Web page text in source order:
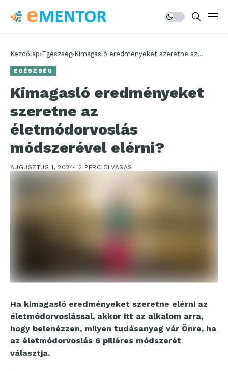
Kezdőlap Egészség Kimagasló eredményeket szeretne az
EGÉSZSÉG
Kimagasló eredményeket
szeretne az
életmódorvoslás
módszerével elérni?
AUGUSZTUS 1, 2024 2 PERC OLVASÁS
Ha kimagasló eredményeket szeretne elérni az
életmódorvoslással, akkor itt az alkalom arra,
hogy belenézzen, milyen tudásanyag vár Önre, ha
az életmódorvoslás 6 pilléres módszerét
választja.